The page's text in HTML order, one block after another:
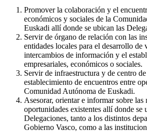
Promover la colaboración y el
económicos y sociales de la
Euskadi allí donde se ubican las
Servir de órgano de relación con las
entidades locales para el desarrollo de
intercambios de información y el
empresariales, económicos o sociales.
Servir de infraestructura y de centro
establecimiento de encuentros entre
Comunidad Autónoma de Euskadi.
Asesorar, orientar e informar sobre
oportunidades existentes allí donde se
Delegaciones, tanto a los distintos
Gobierno Vasco, como a las